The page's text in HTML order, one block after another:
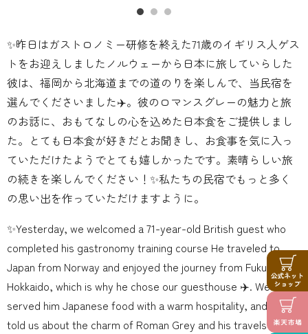
✨昨日はガストロノミー研修を終えた71歳のイギリス人ゲス
トをお迎えしましたノルウェーから日本に旅していらした
彼は、福岡から北海道までの道のりを楽しんで、当民宿を
選んでくださいました✈️。彼のロマンスグレーの魅力と旅
のお話に、おもてなしの心を込めた日本食をご提供しまし
た。とても日本食が好きだとお聞きし、お食事を気に入っ
ていただけたようでとても嬉しかったです。素晴らしい旅
の続きを楽しんでください！✨私たちの民宿でもっと多く
の思い出を作っていただけますように。
✨Yesterday, we welcomed a 71-year-old British guest who
completed his gastronomy training course He traveled to
Japan from Norway and enjoyed the journey from Fukuoka to
Hokkaido, which is why he chose our guesthouse ✈️. We
served him Japanese food with a warm hospitality, and he
told us about the charm of Roman Grey and his travels . We